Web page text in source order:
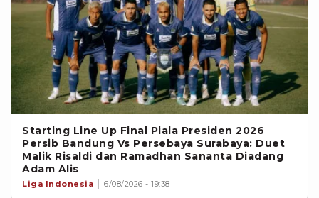
Starting Line Up Final Piala Presiden 2026
Persib Bandung Vs Persebaya Surabaya: Duet
Malik Risaldi dan Ramadhan Sananta Diadang
Adam Alis
Liga Indonesia 6/08/2026 - 19:38